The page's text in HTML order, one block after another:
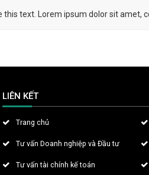
this text. Lorem ipsum dolor sit
LIÊN KẾT
Trang chủ
Tư vấn Doanh nghiệp và Đầu tư
Tư vấn tài chính kế toán